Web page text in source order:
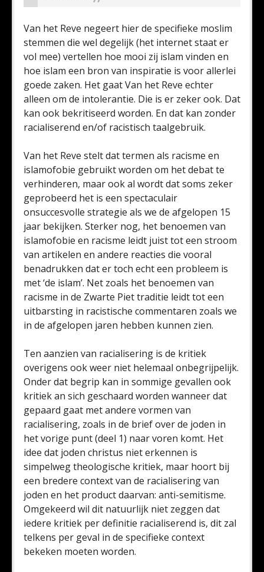
Van het Reve negeert hier de specifieke moslim
stemmen die wel degelijk (het internet staat er
vol mee) vertellen hoe mooi zij islam vinden en
hoe islam een bron van inspiratie is voor allerlei
goede zaken. Het gaat Van het Reve echter
alleen om de intolerantie. Die is er zeker ook. Dat
kan ook bekritiseerd worden. En dat kan zonder
racialiserend en/of racistisch taalgebruik.
Van het Reve stelt dat termen als racisme en
islamofobie gebruikt worden om het debat te
verhinderen, maar ook al wordt dat soms zeker
geprobeerd het is een spectaculair
onsuccesvolle strategie als we de afgelopen 15
jaar bekijken. Sterker nog, het benoemen van
islamofobie en racisme leidt juist tot een stroom
van artikelen en andere reacties die vooral
benadrukken dat er toch echt een probleem is
met ‘de islam’. Net zoals het benoemen van
racisme in de Zwarte Piet traditie leidt tot een
uitbarsting in racistische commentaren zoals we
in de afgelopen jaren hebben kunnen zien.
Ten aanzien van racialisering is de kritiek
overigens ook weer niet helemaal onbegrijpelijk.
Onder dat begrip kan in sommige gevallen ook
kritiek an sich geschaard worden wanneer dat
gepaard gaat met andere vormen van
racialisering, zoals in de brief over de joden in
het vorige punt (deel 1) naar voren komt. Het
idee dat joden christus niet erkennen is
simpelweg theologische kritiek, maar hoort bij
een bredere context van de racialisering van
joden en het product daarvan: anti-semitisme.
Omgekeerd wil dit natuurlijk niet zeggen dat
iedere kritiek per definitie racialiserend is, dit zal
telkens per geval in de specifieke context
bekeken moeten worden.